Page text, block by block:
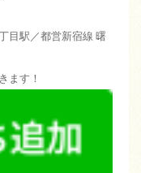
目駅／都営新宿線 曙
ます！